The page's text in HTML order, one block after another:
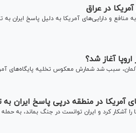
و دارایی‌های آمریکا به دلیل پاسخ ایران به
آغاز شد؟
سبب شد شمارش معکوس تخلیه پایگاه‌های
در منطقه درپی پاسخ ایران به‌
آشکار کرد و ایران توانست در جنگ بماند، به